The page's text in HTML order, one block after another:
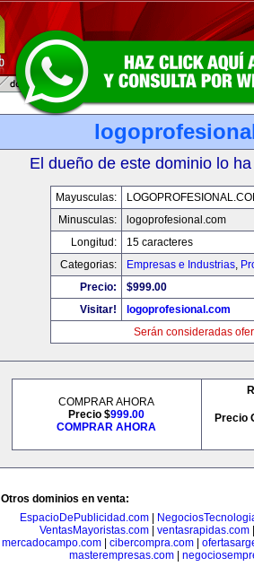
El dueño de este dominio lo
Mayusculas:
Minusculas:
logoprofesional.com
Longitud:
15 caracteres
Categorias:
Empresas e Industrias,
Precio:
$999.00
Visitar!
logoprofesional.com
Serán consideradas
COMPRAR AHORA
Precio $999.00
COMPRAR AHORA
Precio
Otros dominios en venta:
EspacioDePublicidad.com|
VentasMayoristas.com
ventasrapidas.com
mercadocampo.com
cibercompra.com
masterempresas.com|